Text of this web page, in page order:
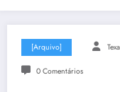
[Arquivo]
0 Comentários